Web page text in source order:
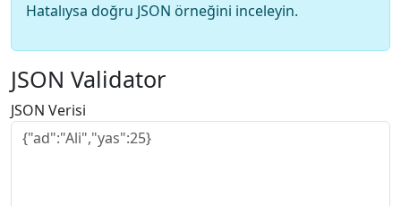
Hatalıysa doğru JSON örneğini inceleyin.
JSON Validator
JSON Verisi